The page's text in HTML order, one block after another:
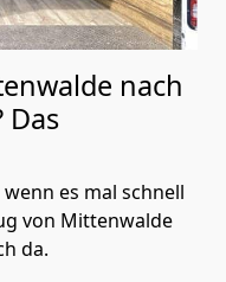
nach
Das
wenn es mal schnell
von Mittenwalde
da.